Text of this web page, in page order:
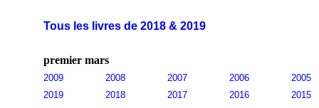
Tous les livres de 2018 & 2019
premier mars
2009 2008 2007 2006
2005
2019
2018 2017 2016
2015